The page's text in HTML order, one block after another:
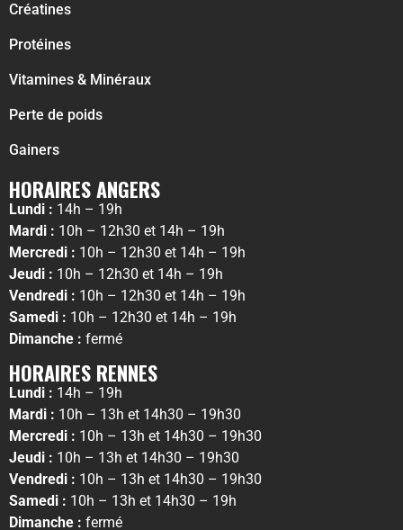
Créatines
Protéines
Vitamines & Minéraux
Perte de poids
Gainers
HORAIRES ANGERS
Lundi : 14h – 19h
Mardi : 10h – 12h30 et 14h – 19h
Mercredi : 10h – 12h30 et 14h – 19h
Jeudi : 10h – 12h30 et 14h – 19h
Vendredi : 10h – 12h30 et 14h – 19h
Samedi : 10h – 12h30 et 14h – 19h
Dimanche : fermé
HORAIRES RENNES
Lundi : 14h – 19h
Mardi : 10h – 13h et 14h30 – 19h30
Mercredi : 10h – 13h et 14h30 – 19h30
Jeudi : 10h – 13h et 14h30 – 19h30
Vendredi : 10h – 13h et 14h30 – 19h30
Samedi : 10h – 13h et 14h30 – 19h
Dimanche : fermé